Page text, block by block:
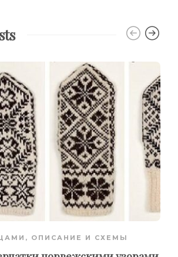
, ОПИСАНИЕ И СХЕМЫ